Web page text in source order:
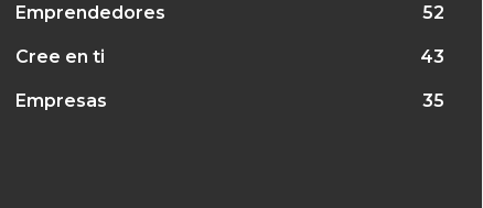
Emprendedores 52
Cree en ti 43
Empresas 35